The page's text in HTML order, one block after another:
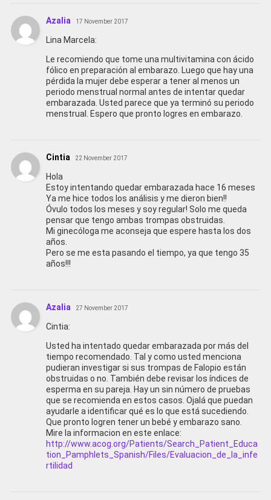
Azalia 17 November 2017
Lina Marcela:
Le recomiendo que tome una multivitamina con ácido
fólico en preparación al embarazo. Luego que hay una
pérdida la mujer debe esperar a tener al menos un
periodo menstrual normal antes de intentar quedar
embarazada. Usted parece que ya terminó su periodo
menstrual. Espero que pronto logres en embarazo.
Cintia 22 November 2017
Hola
Estoy intentando quedar embarazada hace 16 meses
Ya me hice todos los análisis y me dieron bien!!
Óvulo todos los meses y soy regular! Solo me queda
pensar que tengo ambas trompas obstruidas.
Mi ginecóloga me aconseja que espere hasta los dos
años.
Pero se me esta pasando el tiempo, ya que tengo 35
años!!!
Azalia 27 November 2017
Cintia:
Usted ha intentado quedar embarazada por más del
tiempo recomendado. Tal y como usted menciona
pudieran investigar si sus trompas de Falopio están
obstruidas o no. También debe revisar los índices de
esperma en su pareja. Hay un sin número de pruebas
que se recomienda en estos casos. Ojalá que puedan
ayudarle a identificar qué es lo que está sucediendo.
Que pronto logren tener un bebé y embarazo sano.
Mire la informacion en este enlace:
http://www.acog.org/Patients/Search_Patient_Educa
tion_Pamphlets_Spanish/Files/Evaluacion_de_la_infe
rtilidad